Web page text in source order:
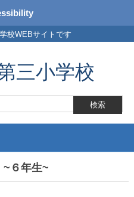
校WEBサイトです
三小学校
６年生~